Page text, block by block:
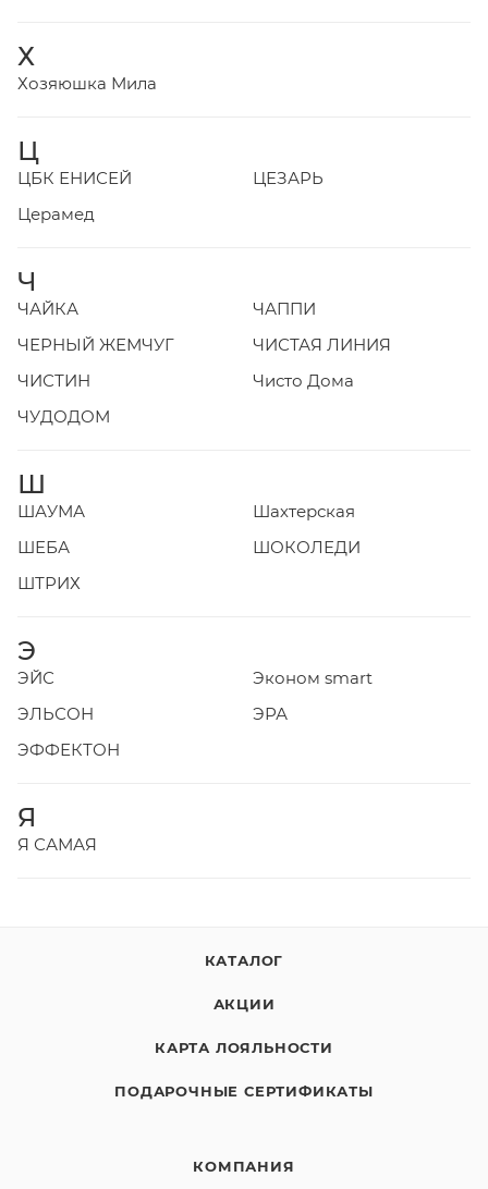
Х
Хозяюшка Мила
Ц
ЦБК ЕНИСЕЙ
ЦЕЗАРЬ
Церамед
Ч
ЧАЙКА
ЧАППИ
ЧЕРНЫЙ ЖЕМЧУГ
ЧИСТАЯ ЛИНИЯ
ЧИСТИН
Чисто Дома
ЧУДОДОМ
Ш
ШАУМА
Шахтерская
ШЕБА
ШОКОЛЕДИ
ШТРИХ
Э
ЭЙС
Эконом smart
ЭЛЬСОН
ЭРА
ЭФФЕКТОН
Я
Я САМАЯ
КАТАЛОГ
АКЦИИ
КАРТА ЛОЯЛЬНОСТИ
ПОДАРОЧНЫЕ СЕРТИФИКАТЫ
КОМПАНИЯ